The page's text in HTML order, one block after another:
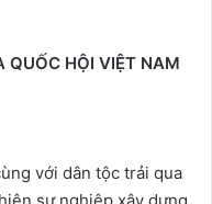
QUỐC HỘI VIỆT NAM
với dân tộc trải qua
sự nghiệp xây dựng